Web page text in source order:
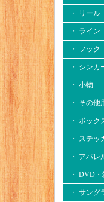
・ リール
・ ライン
・ フック
・ シンカ
・ 小物
・ その他
・ ボック
・ ステッ
・ アパレ
・ DVD
・ サング